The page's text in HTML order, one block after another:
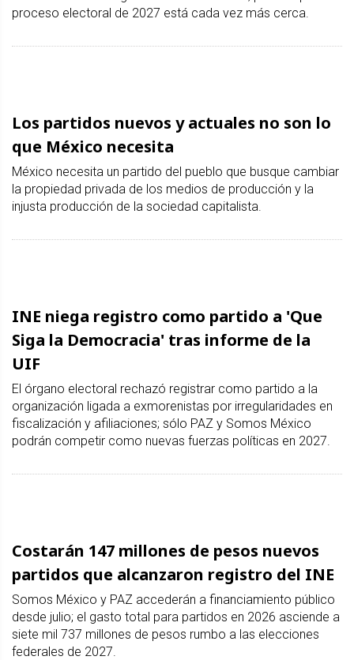
proceso electoral de 2027 está cada vez más cerca.
Los partidos nuevos y actuales no son lo
que México necesita
México necesita un partido del pueblo que busque cambiar
la propiedad privada de los medios de producción y la
injusta producción de la sociedad capitalista.
INE niega registro como partido a 'Que
Siga la Democracia' tras informe de la
UIF
El órgano electoral rechazó registrar como partido a la
organización ligada a exmorenistas por irregularidades en
fiscalización y afiliaciones; sólo PAZ y Somos México
podrán competir como nuevas fuerzas políticas en 2027.
Costarán 147 millones de pesos nuevos
partidos que alcanzaron registro del INE
Somos México y PAZ accederán a financiamiento público
desde julio; el gasto total para partidos en 2026 asciende a
siete mil 737 millones de pesos rumbo a las elecciones
federales de 2027.